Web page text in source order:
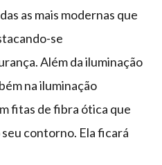
as mais modernas que
se
Além da iluminação
na iluminação
fitas de fibra ótica que
contorno. Ela ficará